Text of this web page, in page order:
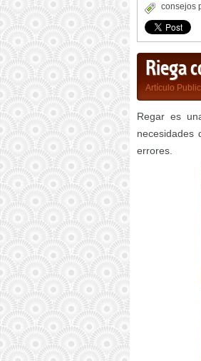
consejos
Riega
Artículo
Regar es
necesidades
errores.